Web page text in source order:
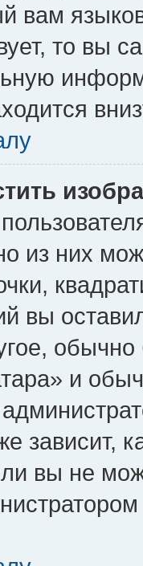
вам
то вы
из них
вы
и
зависит,
вы не